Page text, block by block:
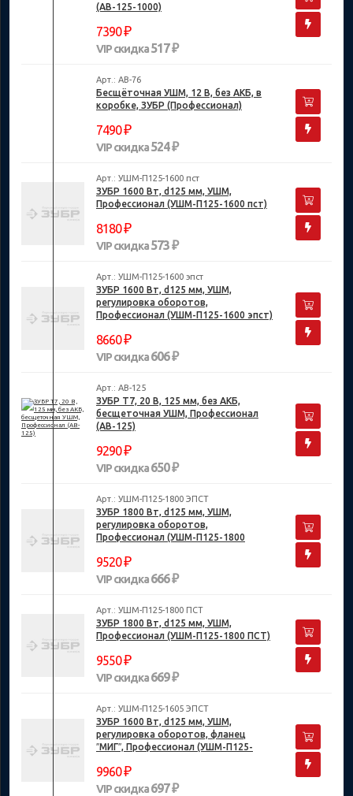
(AB-125-1000)
7390₽
VIP скидка517 ₽
Арт.: AB-76
Бесщёточная УШМ, 12 В, без АКБ, в
коробке, ЗУБР (Профессионал)
7490₽
VIP скидка524 ₽
Арт.: УШМ-П125-1600 пст
ЗУБР 1600 Вт, d125 мм, УШМ,
Профессионал (УШМ-П125-1600 пст)
8180₽
VIP скидка573 ₽
Арт.: УШМ-П125-1600 эпст
ЗУБР 1600 Вт, d125 мм, УШМ,
регулировка оборотов,
Профессионал (УШМ-П125-1600 эпст)
8660₽
VIP скидка606 ₽
Арт.: AB-125
ЗУБР Т7, 20 В, 125 мм, без АКБ,
бесщеточная УШМ, Профессионал
(AB-125)
9290₽
VIP скидка650 ₽
Арт.: УШМ-П125-1800 ЭПСТ
ЗУБР 1800 Вт, d125 мм, УШМ,
регулировка оборотов,
Профессионал (УШМ-П125-1800
9520₽
VIP скидка666 ₽
Арт.: УШМ-П125-1800 ПСТ
ЗУБР 1800 Вт, d125 мм, УШМ,
Профессионал (УШМ-П125-1800 ПСТ)
9550₽
VIP скидка669 ₽
Арт.: УШМ-П125-1605 ЭПСТ
ЗУБР 1600 Вт, d125 мм, УШМ,
регулировка оборотов, фланец
″МИГ″, Профессионал (УШМ-П125-
9960₽
VIP скидка697 ₽